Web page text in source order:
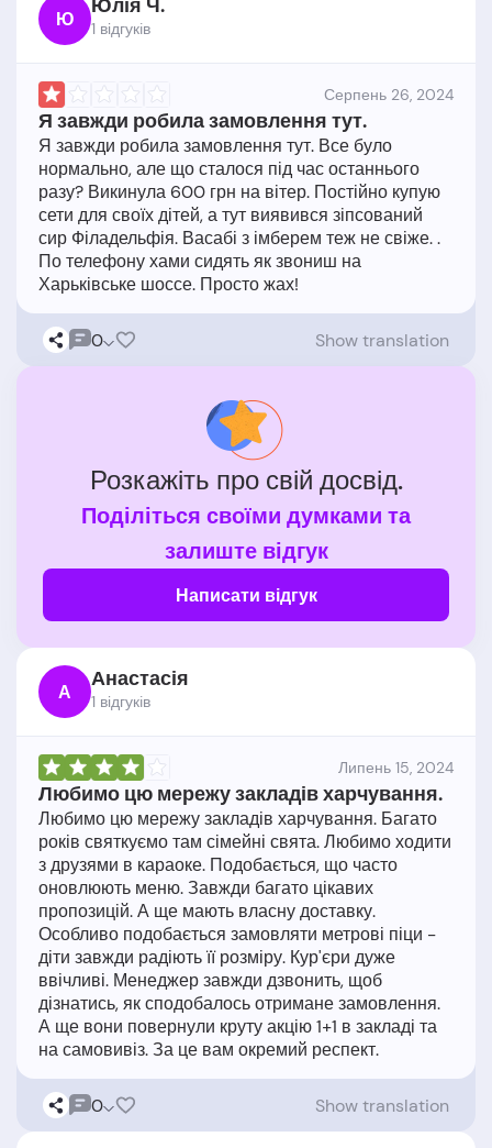
Ю Юлія Ч.
1 відгукiв
Серпень 26, 2024
Я завжди робила замовлення тут.
Я завжди робила замовлення тут. Все було
нормально, але що сталося під час останнього
разу? Викинула 600 грн на вітер. Постійно купую
сети для своїх дітей, а тут виявився зіпсований
сир Філадельфія. Васабі з імберем теж не свіже. .
По телефону хами сидять як звониш на
0 Show translation
Розкажіть про свій досвід.
Поділіться своїми думками та
залиште відгук
Написати відгук
А Анастасія
1 відгукiв
Липень 15, 2024
Любимо цю мережу закладів харчування.
Любимо цю мережу закладів харчування. Багато
років святкуємо там сімейні свята. Любимо ходити
з друзями в караоке. Подобається, що часто
оновлюють меню. Завжди багато цікавих
пропозицій. А ще мають власну доставку.
Особливо подобається замовляти метрові піци -
діти завжди радіють її розміру. Кур'єри дуже
ввічливі. Менеджер завжди дзвонить, щоб
дізнатись, як сподобалось отримане замовлення.
А ще вони повернули круту акцію 1+1 в закладі та
0 Show translation